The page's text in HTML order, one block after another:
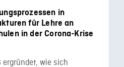
in
für Lehre an
in der Corona-Krise
ergründet, wie sich